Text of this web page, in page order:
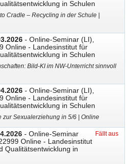
in Schulen
Cradle – Recycling in der Schule |
- Online-Seminar (LI),
Online - Landesinstitut für
in Schulen
​: Bild-KI im NW-Unterricht sinnvoll
- Online-Seminar (LI),
Online - Landesinstitut für
in Schulen
zur Sexualerziehung in 5/6 | Online
- Online-Seminar
Online - Landesinstitut
Qualitätsentwicklung in
Fällt aus